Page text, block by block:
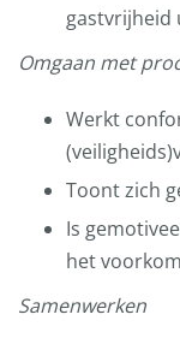
gastvrijheid
Omgaan met
Werkt
Toont zich
Is
het
Samenwerken